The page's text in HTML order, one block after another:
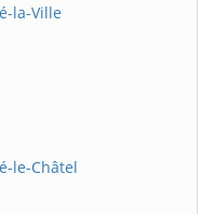
la-Ville
le-Châtel